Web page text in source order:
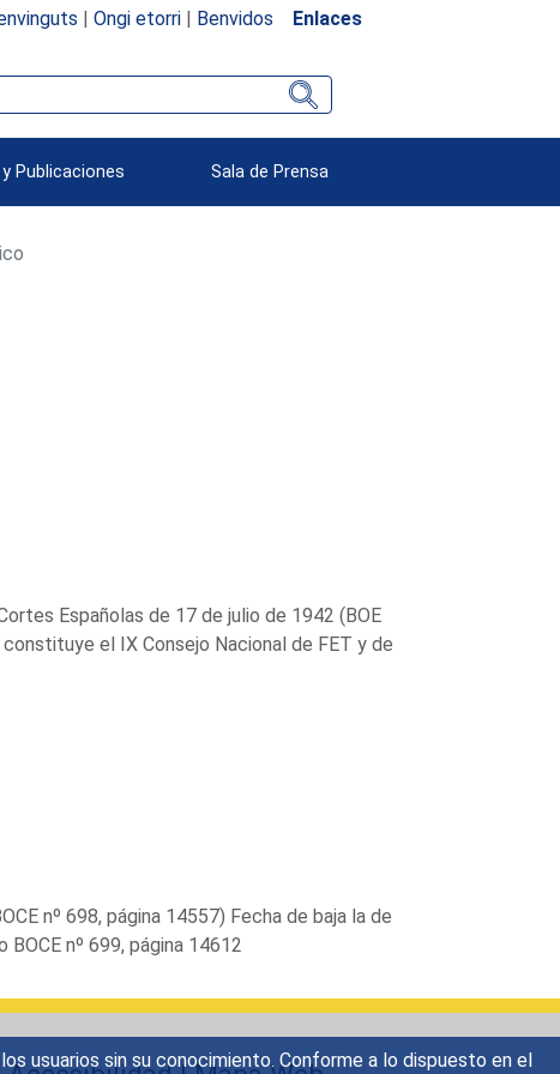
usuarios sin su conocimiento. Conforme a lo dispuesto en el
| Ongi etorri| Benvidos Enlaces
Publicaciones Sala de Prensa
Españolas de 17 de julio de 1942 (BOE
el IX Consejo Nacional de FET y de
nº 698, página 14557) Fecha de baja la de
nº 699, página 14612